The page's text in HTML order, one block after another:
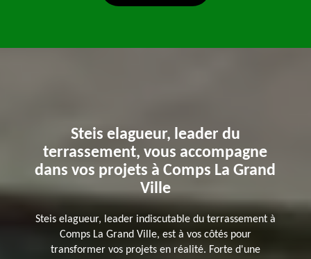
Steis elagueur, leader du
terrassement, vous accompagne
dans vos projets à Comps La Grand
Ville
Steis elagueur, leader indiscutable du terrassement à
Comps La Grand Ville, est à vos côtés pour
transformer vos projets en réalité. Forte d'une